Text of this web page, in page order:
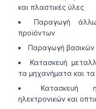
και πλαστικές ύλες
Παραγωγή
προϊόντων
Παραγωγή
Κατασκευή
τα μηχανήματα και τα
Κατασκευή
ηλεκτρονικών και